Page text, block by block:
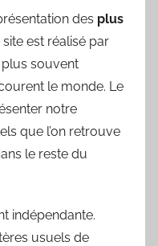
des plus
site est réalisé par
souvent
le monde. Le
notre
que l’on retrouve
le reste du
indépendante.
usuels de